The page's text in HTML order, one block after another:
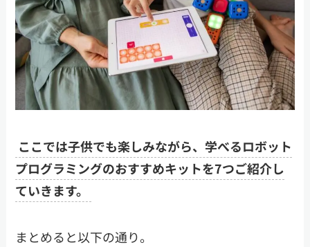
ここでは子供でも楽しみながら、学べるロボット
プログラミングのおすすめキットを7つご紹介し
ていきます。
まとめると以下の通り。